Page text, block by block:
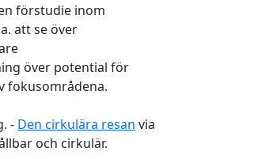
förstudie inom
att se över
över potential för
fokusområdena.
- Den cirkulära resan via
och cirkulär.